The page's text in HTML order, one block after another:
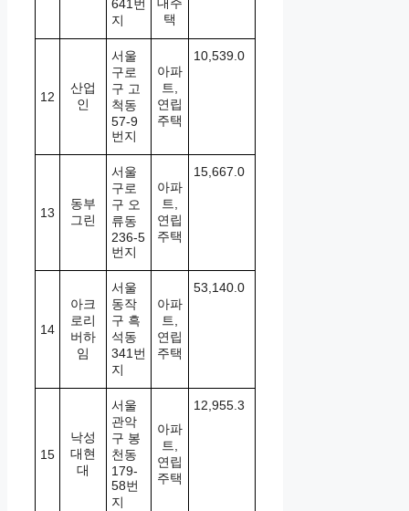
641번
지
택
12
산업
인
서울
구로
구 고
척동
57-9
번지
아파
트,
연립
주택
10,539.0
13
동부
그린
서울
구로
구 오
류동
236-5
번지
아파
트,
연립
주택
15,667.0
14
아크
로리
버하
임
서울
동작
구 흑
석동
341번
지
아파
트,
연립
주택
53,140.0
15
낙성
대현
대
서울
관악
구 봉
천동
179-
58번
지
아파
트,
연립
주택
12,955.3